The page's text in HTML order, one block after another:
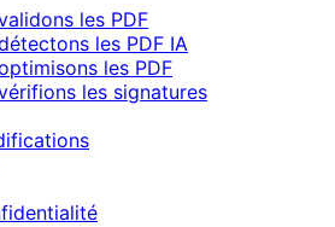
les PDF
les PDF IA
les PDF
les signatures